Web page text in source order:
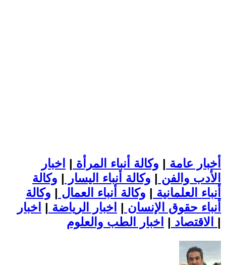
أخبار عامة | وكالة أنباء المرأة | اخبار
الأدب والفن | وكالة أنباء اليسار | وكالة
أنباء العلمانية | وكالة أنباء العمال | وكالة
أنباء حقوق الإنسان | اخبار الرياضة | اخبار
الاقتصاد | |